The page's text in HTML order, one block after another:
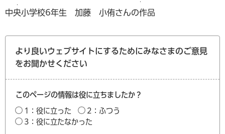
中央小学校6年生 加藤 小侑さんの作品
より良いウェブサイトにするためにみなさまのご意見
をお聞かせください
このページの情報は役に立ちましたか？
1：役に立った
2：ふつう
3：役に立たなかった